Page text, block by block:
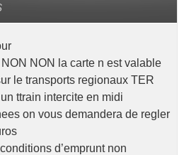
NON NON la carte n est valable
le transports regionaux TER
ttrain intercite en midi
on vous demandera de regler
d’emprunt non